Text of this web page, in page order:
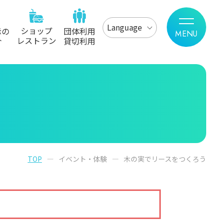
ショップ
レストラン
団体利用
貸切利用
Language
TOP イベント・体験 木の実でリースをつくろう